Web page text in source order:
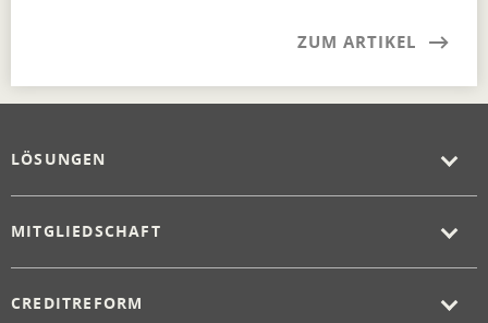
ZUM ARTIKEL
LÖSUNGEN
MITGLIEDSCHAFT
CREDITREFORM